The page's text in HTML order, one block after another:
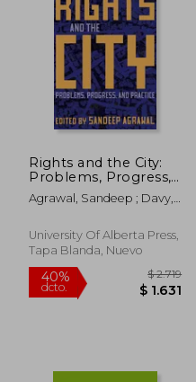
50%
dcto.
$ 14.976
$ 7.488
Rights and the City:
Problems, Progress,
and Practice (en
Inglés)
Agrawal, Sandeep ; Davy,
University Of Alberta Press,
Tapa Blanda, Nuevo